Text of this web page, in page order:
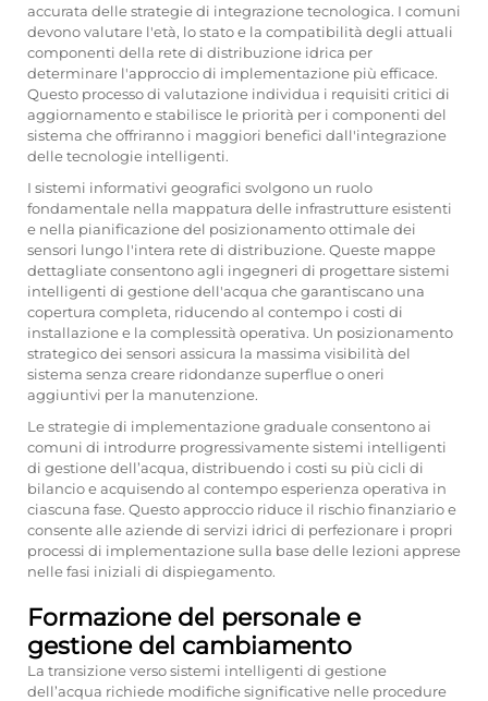
accurata delle strategie di integrazione tecnologica. I comuni
devono valutare l'età, lo stato e la compatibilità degli attuali
componenti della rete di distribuzione idrica per
determinare l'approccio di implementazione più efficace.
Questo processo di valutazione individua i requisiti critici di
aggiornamento e stabilisce le priorità per i componenti del
sistema che offriranno i maggiori benefici dall'integrazione
delle tecnologie intelligenti.
I sistemi informativi geografici svolgono un ruolo
fondamentale nella mappatura delle infrastrutture esistenti
e nella pianificazione del posizionamento ottimale dei
sensori lungo l'intera rete di distribuzione. Queste mappe
dettagliate consentono agli ingegneri di progettare sistemi
intelligenti di gestione dell'acqua che garantiscano una
copertura completa, riducendo al contempo i costi di
installazione e la complessità operativa. Un posizionamento
strategico dei sensori assicura la massima visibilità del
sistema senza creare ridondanze superflue o oneri
aggiuntivi per la manutenzione.
Le strategie di implementazione graduale consentono ai
comuni di introdurre progressivamente sistemi intelligenti
di gestione dell’acqua, distribuendo i costi su più cicli di
bilancio e acquisendo al contempo esperienza operativa in
ciascuna fase. Questo approccio riduce il rischio finanziario e
consente alle aziende di servizi idrici di perfezionare i propri
processi di implementazione sulla base delle lezioni apprese
nelle fasi iniziali di dispiegamento.
Formazione del personale e
gestione del cambiamento
La transizione verso sistemi intelligenti di gestione
dell’acqua richiede modifiche significative nelle procedure